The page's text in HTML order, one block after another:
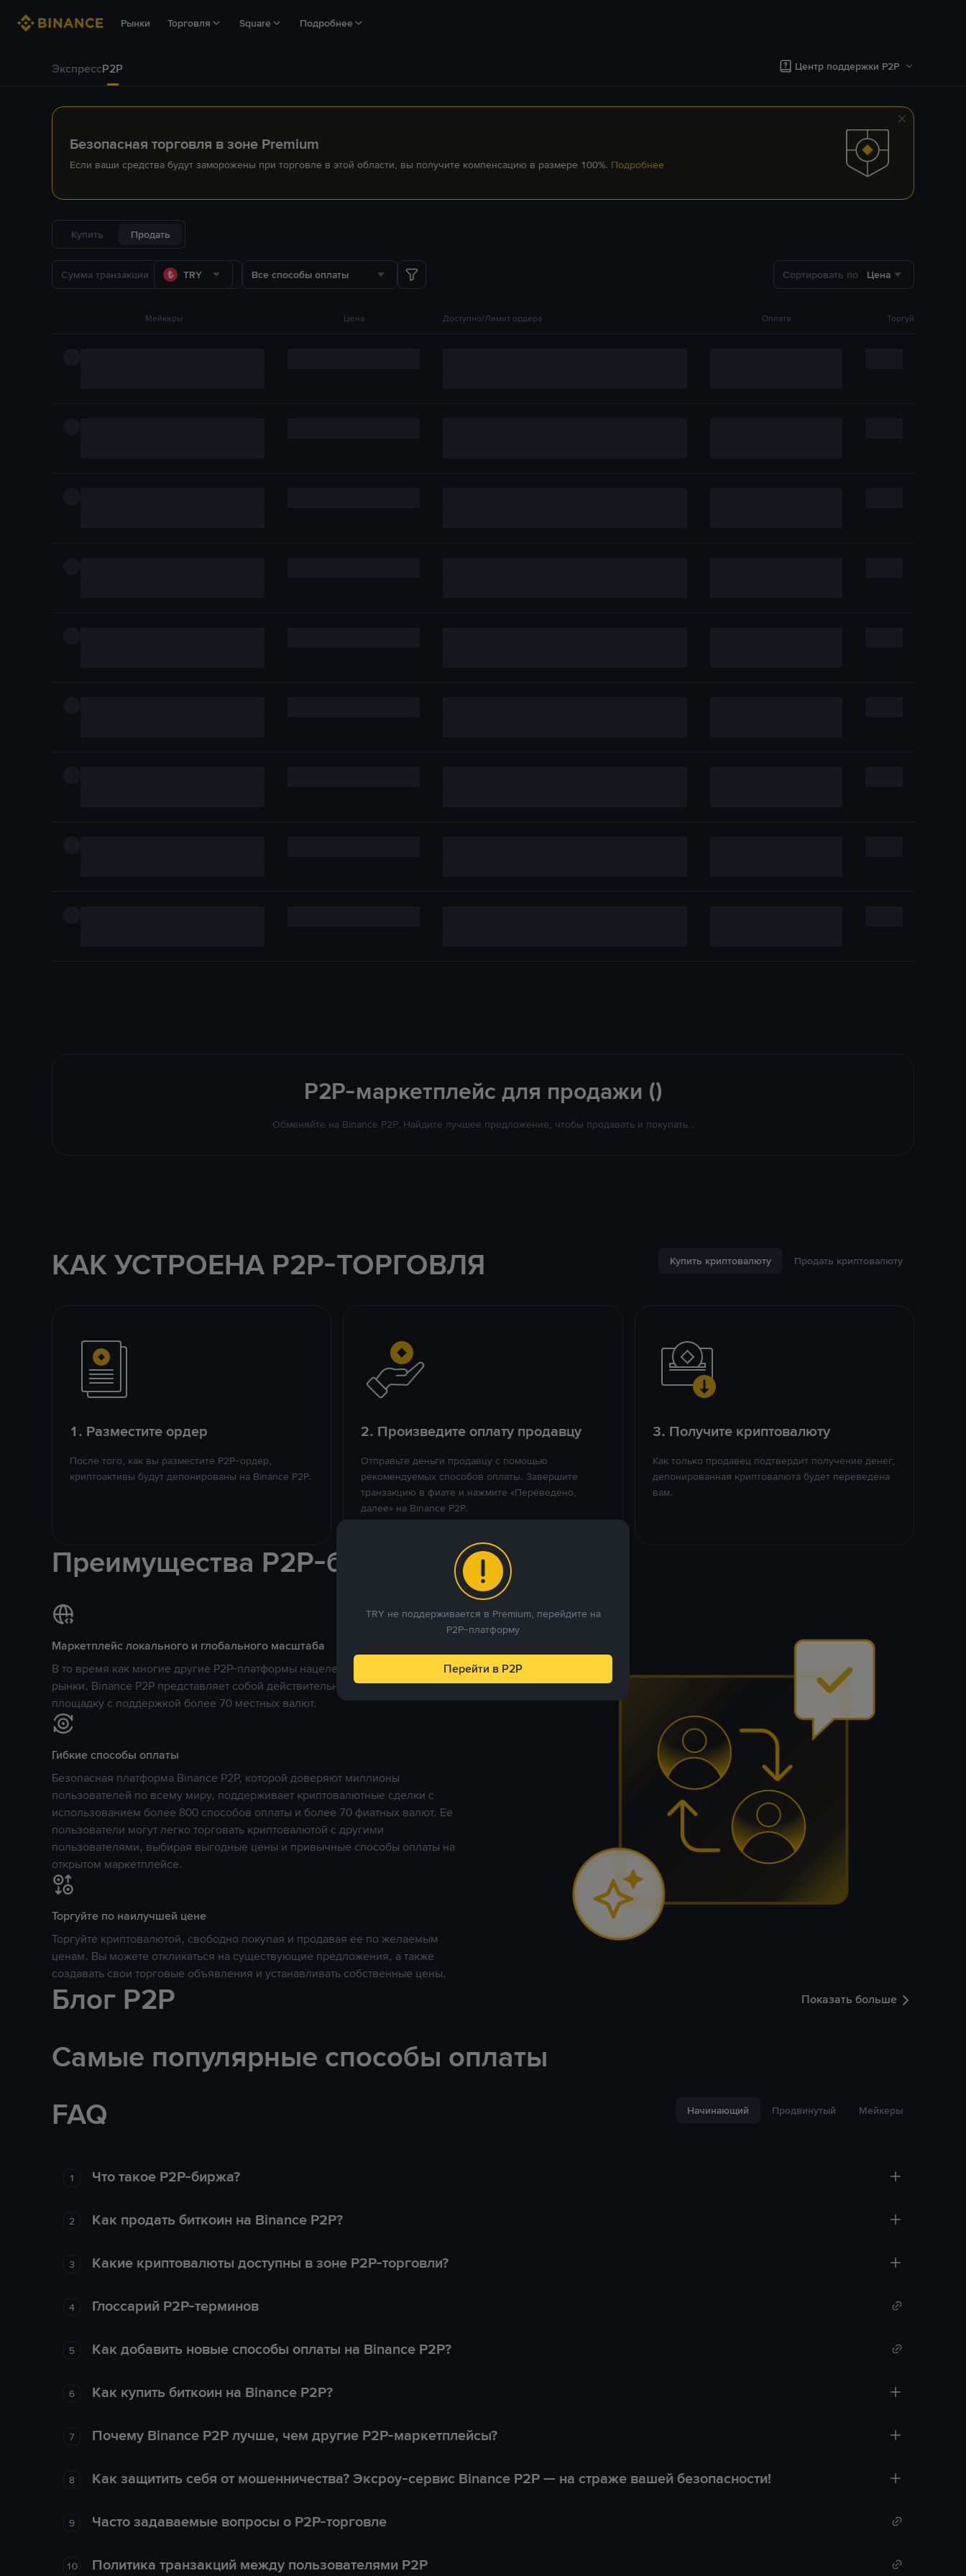
Рынки Торговля Square Подробнее
ЭкспрессP2P Центр поддержки P2P
Безопасная торговля в зоне Premium
Если ваши средства будут заморожены при торговле в этой области, вы получите компенсацию в размере 100%. Подробнее
Купить Продать
TRY Все способы оплаты Сортировать по Цена
Мейкеры Цена Доступно/Лимит ордера Оплата Торгуй
P2P-маркетплейс для продажи ()
Обменяйте на Binance P2P. Найдите лучшее предложение, чтобы продавать и покупать .
КАК УСТРОЕНА P2P-ТОРГОВЛЯ Купить криптовалюту Продать криптовалюту
1. Разместите ордер
После того, как вы разместите P2P-ордер,
криптоактивы будут депонированы на Binance P2P.
2. Произведите оплату продавцу
Отправьте деньги продавцу с помощью
рекомендуемых способов оплаты. Завершите
транзакцию в фиате и нажмите «Переведено,
далее» на Binance P2P.
3. Получите криптовалюту
Как только продавец подтвердит получение денег,
депонированная криптовалюта будет переведена
вам.
Преимущества P2P-биржи
Маркетплейс локального и глобального масштаба
В то время как многие другие P2P-платформы нацелены на определенные
рынки, Binance P2P представляет собой действительно глобальную торговую
площадку с поддержкой более 70 местных валют.
Гибкие способы оплаты
Безопасная платформа Binance P2P, которой доверяют миллионы
пользователей по всему миру, поддерживает криптовалютные сделки с
использованием более 800 способов оплаты и более 70 фиатных валют. Ее
пользователи могут легко торговать криптовалютой с другими
пользователями, выбирая выгодные цены и привычные способы оплаты на
открытом маркетплейсе.
Торгуйте по наилучшей цене
Торгуйте криптовалютой, свободно покупая и продавая ее по желаемым
ценам. Вы можете откликаться на существующие предложения, а также
создавать свои торговые объявления и устанавливать собственные цены.
Блог P2P Показать больше
Самые популярные способы оплаты
FAQ
Начинающий Продвинутый Мейкеры
1 Что такое P2P-биржа?
2 Как продать биткоин на Binance P2P?
3 Какие криптовалюты доступны в зоне P2P-торговли?
4 Глоссарий P2P-терминов
5 Как добавить новые способы оплаты на Binance P2P?
6 Как купить биткоин на Binance P2P?
7 Почему Binance P2P лучше, чем другие P2P-маркетплейсы?
8 Как защитить себя от мошенничества? Эксроу-сервис Binance P2P — на страже вашей безопасности!
9 Часто задаваемые вопросы о P2P-торговле
10 Политика транзакций между пользователями P2P
TRY не поддерживается в Premium, перейдите на
P2P-платформу
Перейти в P2P